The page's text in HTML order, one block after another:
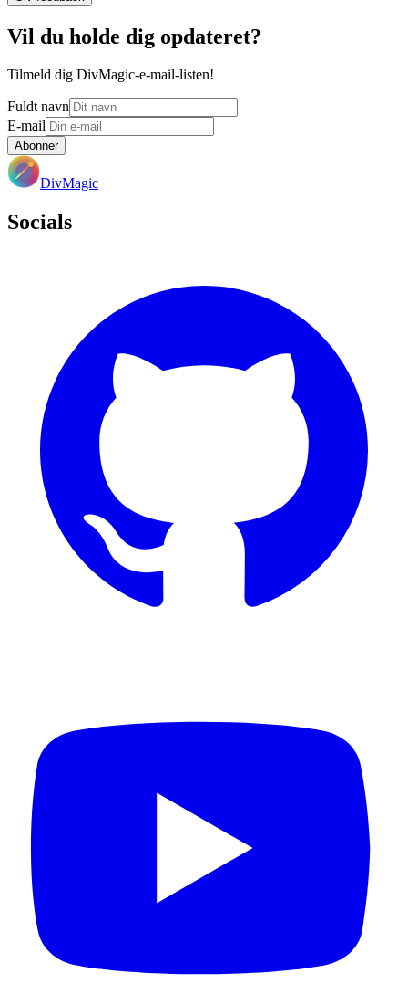
Vil du holde dig opdateret?
Tilmeld dig DivMagic-e-mail-listen!
Fuldt navn
E-mail
Abonner
DivMagic
Socials